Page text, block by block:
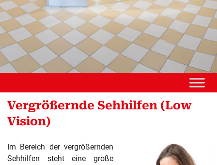
Vergrößernde Sehhilfen (Low
Vision)
Im Bereich der vergrößernden
Sehhilfen steht eine große